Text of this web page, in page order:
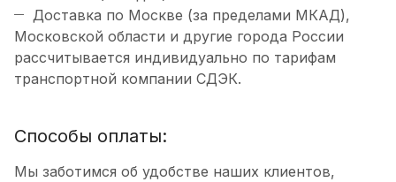
Доставка по Москве (за пределами МКАД),
Московской области и другие города России
рассчитывается индивидуально по тарифам
транспортной компании СДЭК.
Способы оплаты:
Мы заботимся об удобстве наших клиентов,